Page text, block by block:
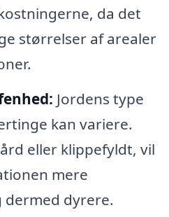
da det
størrelser af arealer
Jordens type
kan variere.
eller klippefyldt, vil
mere
dyrere.